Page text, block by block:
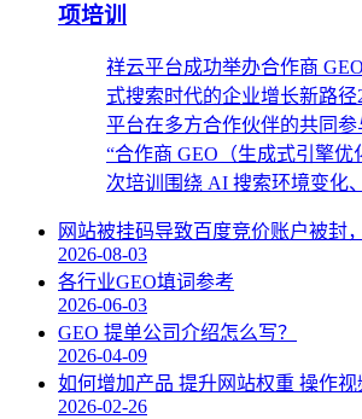
项培训
祥云平台成功举办合作商
式搜索时代的企业增长新路径
平台在多方合作伙伴的共同
“合作商 GEO（生成式引擎优
次培训围绕 AI 搜索环境变化
网站被挂码导致百度竞价账户被封
2026-08-03
各行业GEO填词参考
2026-06-03
GEO 提单公司介绍怎么写？
2026-04-09
如何增加产品 提升网站权重 操作视
2026-02-26